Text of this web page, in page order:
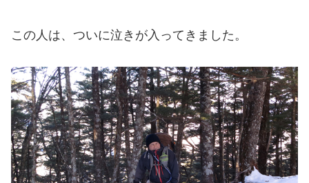
この人は、ついに泣きが入ってきました。